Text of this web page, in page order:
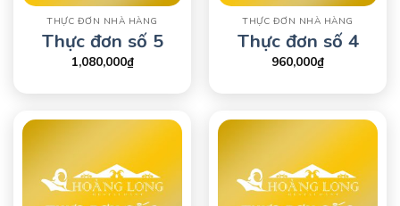
THỰC ĐƠN NHÀ HÀNG
Thực đơn số 5
1,080,000₫
THỰC ĐƠN NHÀ HÀNG
Thực đơn số 4
960,000₫